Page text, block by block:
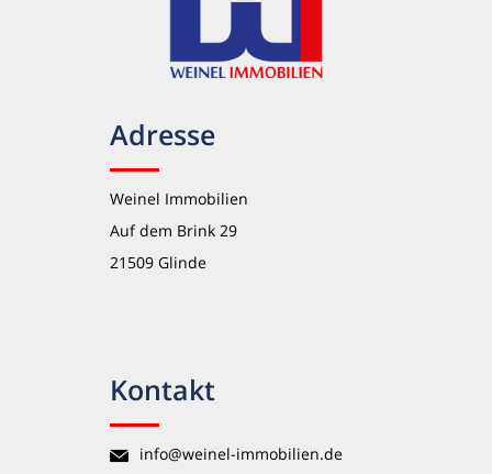
Adresse
Weinel Immobilien
Auf dem Brink 29
21509 Glinde
Kontakt
info@weinel-immobilien.de